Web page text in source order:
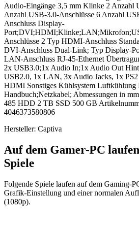
Audio-Eingänge 3,5 mm Klinke 2 Anzahl
Anzahl USB-3.0-Anschlüsse 6 Anzahl
Anschluss Display-
Anschlüsse 2 Typ HDMI-Anschluss
DVI-Anschluss Dual-Link; Typ Display-
LAN-Anschluss RJ-45-Ethernet
2x USB3.0;1x Audio In;1x Audio Out
USB2.0, 1x LAN, 3x Audio Jacks, 1x
HDMI Sonstiges Kühlsystem Luftkühlung
Handbuch;Netzkabel; Abmessungen in
485 HDD 2 TB SSD 500 GB
4046373580806
Hersteller: Captiva
Auf dem Gamer-PC
Spiele
Folgende Spiele laufen auf dem Gaming-
Grafik-Einstellung und einer normalen
(1080p).